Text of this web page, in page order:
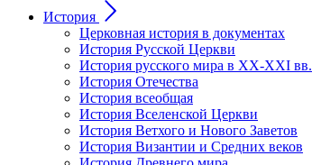
История
Церковная история в документах
История Русской Церкви
История русского мира в ХХ-ХХI вв.
История Отечества
История всеобщая
История Вселенской Церкви
История Ветхого и Нового Заветов
История Византии и Средних веков